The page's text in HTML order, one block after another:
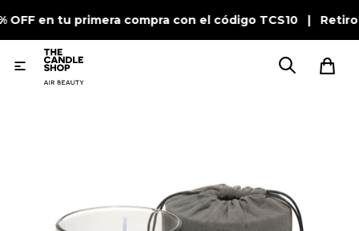
en tu primera compra con el código TCS10 |
